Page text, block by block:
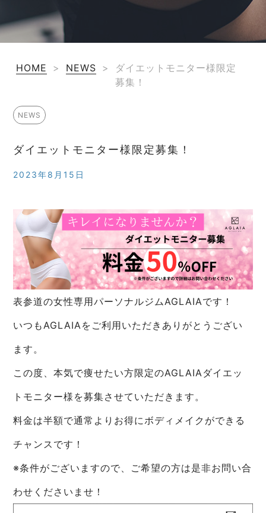
HOME > NEWS >
ダイエットモニター様限定
募集！
NEWS
ダイエットモニター様限定募集！
2023年8月15日
表参道の女性専用パーソナルジムAGLAIAです！
いつもAGLAIAをご利用いただきありがとうござい
ます。
この度、本気で痩せたい方限定のAGLAIAダイエッ
トモニター様を募集させていただきます。
料金は半額で通常よりお得にボディメイクができる
チャンスです！
※条件がございますので、ご希望の方は是非お問い合
わせくださいませ！